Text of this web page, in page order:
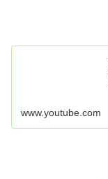
www.youtube.com